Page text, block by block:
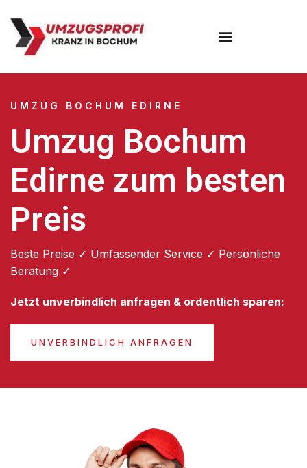
UMZUG BOCHUM EDIRNE
Umzug Bochum
Edirne zum besten
Preis
Beste Preise ✓ Umfassender Service ✓ Persönliche
Beratung ✓
Jetzt unverbindlich anfragen & ordentlich sparen:
UNVERBINDLICH ANFRAGEN